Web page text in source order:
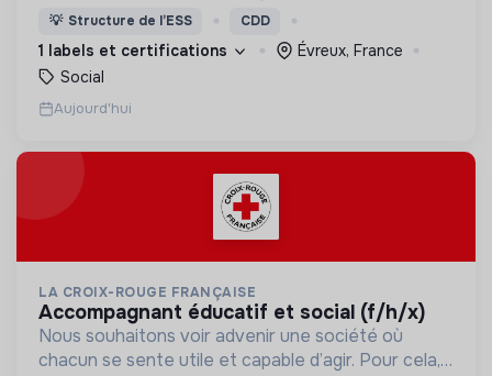
d’éducation, de formation et d’insertion pour leur
permettre de devenir des hommes et des femmes
debout.
💡 Structure de l’ESS CDD
1 labels et certifications
Évreux, France
Social
Aujourd'hui
LA CROIX-ROUGE FRANÇAISE
accompagnant éducatif et social (f/h/x)
Nous souhaitons voir advenir une société où
chacun se sente utile et capable d’agir. Pour cela,